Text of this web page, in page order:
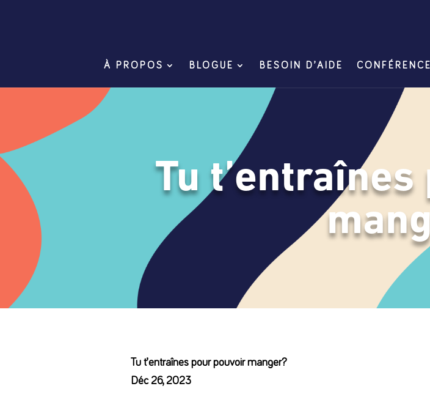
À PROPOS BLOGUE BESOIN D’AIDE
Tu
Tu t’entraînes pour pouvoir manger?
Déc 26, 2023